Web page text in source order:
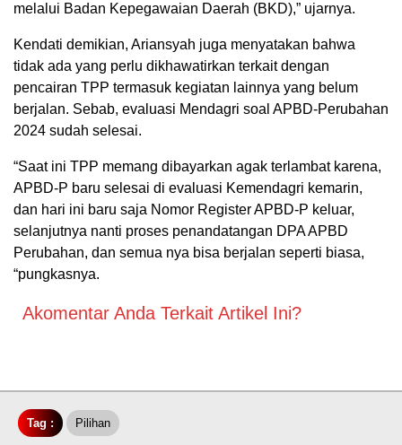
melalui Badan Kepegawaian Daerah (BKD),” ujarnya.
Kendati demikian, Ariansyah juga menyatakan bahwa
tidak ada yang perlu dikhawatirkan terkait dengan
pencairan TPP termasuk kegiatan lainnya yang belum
berjalan. Sebab, evaluasi Mendagri soal APBD-Perubahan
2024 sudah selesai.
“Saat ini TPP memang dibayarkan agak terlambat karena,
APBD-P baru selesai di evaluasi Kemendagri kemarin,
dan hari ini baru saja Nomor Register APBD-P keluar,
selanjutnya nanti proses penandatangan DPA APBD
Perubahan, dan semua nya bisa berjalan seperti biasa,
“pungkasnya.
Akomentar Anda Terkait Artikel Ini?
Tag : Pilihan